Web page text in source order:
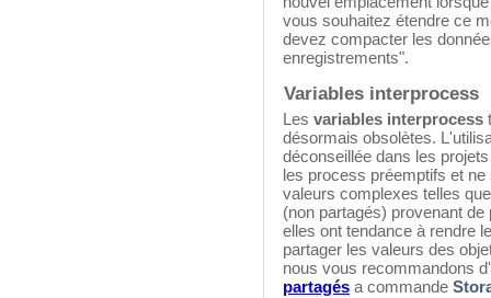
vous souhaitez étendre ce
devez compacter les
enregistrements".
Variables interprocess
Les variables interprocess
désormais obsolètes.
déconseillée dans les
les process préemptifs et
valeurs complexes telles
(non partagés) provenant
elles ont tendance à rendre
partager les valeurs des
nous vous recommandons
partagés a commande